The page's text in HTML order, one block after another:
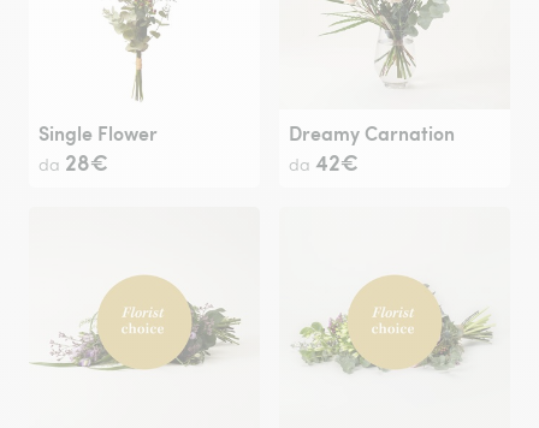
Single Flower
da 28€
Dreamy Carnation
da 42€